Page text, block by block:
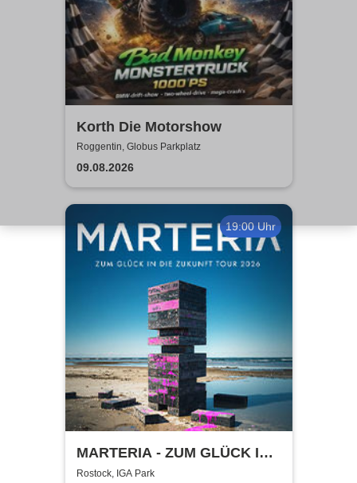
Korth Die Motorshow
Roggentin, Globus Parkplatz
09.08.2026
19:00 Uhr
MARTERIA - ZUM GLÜCK IN
DIE ZUKUNFT TOUR 2026
Rostock, IGA Park